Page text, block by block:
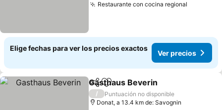
Restaurante con cocina regional
Elige fechas para ver los precios exactos
Ver precios
CompartirAgregar a favoritos
Gasthaus Beverin
/
Puntuación no disponible
Donat, a 13.4 km de: Savognin